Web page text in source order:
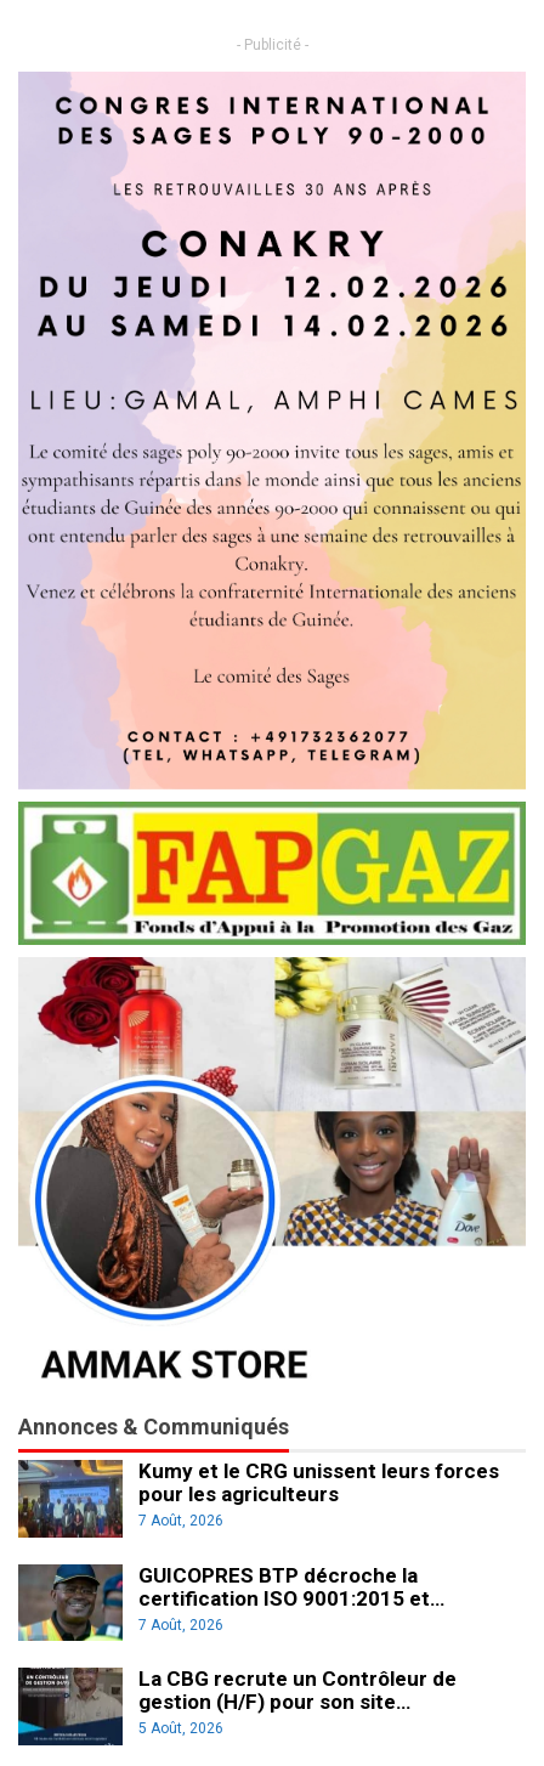
- Publicité -
Annonces & Communiqués
Kumy et le CRG unissent leurs forces
pour les agriculteurs
7 Août, 2026
GUICOPRES BTP décroche la
certification ISO 9001:2015 et…
7 Août, 2026
La CBG recrute un Contrôleur de
gestion (H/F) pour son site…
5 Août, 2026